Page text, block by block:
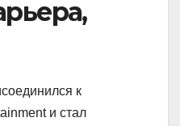
к
и стал